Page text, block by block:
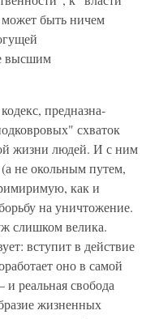
может быть ни­чем
высшим
предназна­
схваток
жизни людей. И с ним
не окольным путем,
как и
на уничтожение.
слишком велика.
вступит в действие
оно в самой
реальная свобода
жизненных